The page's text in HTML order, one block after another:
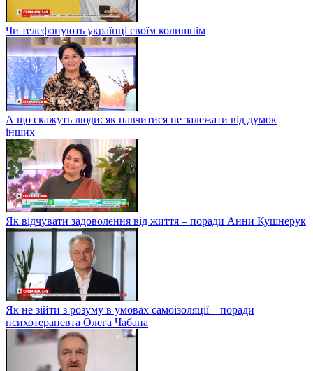
Чи телефонують українці своїм колишнім
А що скажуть люди: як навчитися не залежати від думок
інших
Як відчувати задоволення від життя – поради Анни Кушнерук
Як не зійти з розуму в умовах самоізоляції – поради
психотерапевта Олега Чабана